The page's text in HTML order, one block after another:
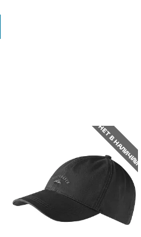
НЕТ В НАЛИЧИИ